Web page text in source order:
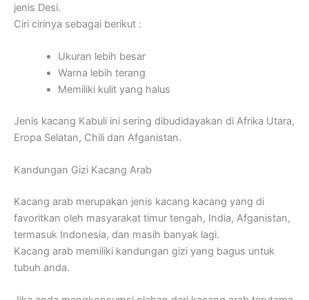
jenis Desi.
Ciri cirinya sebagai berikut :
Ukuran lebih besar
Warna lebih terang
Memiliki kulit yang halus
Jenis kacang Kabuli ini sering dibudidayakan di Afrika Utara,
Eropa Selatan, Chili dan Afganistan.
Kandungan Gizi Kacang Arab
Kacang arab merupakan jenis kacang kacang yang di
favoritkan oleh masyarakat timur tengah, India, Afganistan,
termasuk Indonesia, dan masih banyak lagi.
Kacang arab memiliki kandungan gizi yang bagus untuk
tubuh anda.